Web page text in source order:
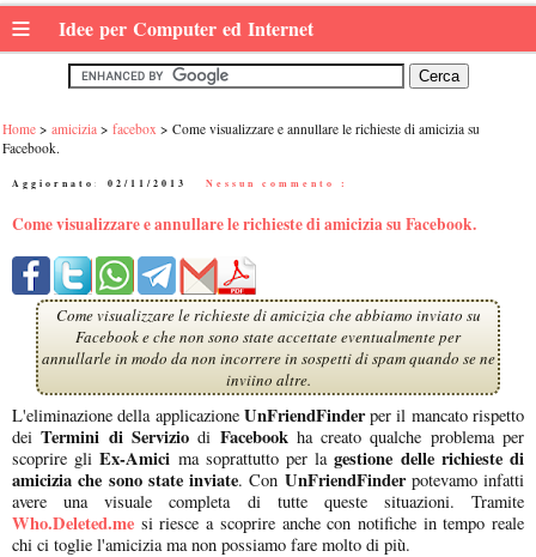
≡ Idee per Computer ed Internet
Home amicizia facebox
Come visualizzare e annullare le richieste di amicizia su
Facebook.
Aggiornato: 02/11/2013 Nessun commento :
Come visualizzare e annullare le richieste di amicizia su Facebook.
Come visualizzare le richieste di amicizia che abbiamo inviato su
Facebook e che non sono state accettate eventualmente per
annullarle in modo da non incorrere in sospetti di spam quando se ne
inviino altre.
L'eliminazione della applicazione UnFriendFinderper il mancato rispetto
deiTermini di Serviziodi Facebookha creato qualche problema per
scoprire gli Ex-Amici ma soprattutto per lagestione delle richieste di
amicizia che sono state inviate. Con UnFriendFinderpotevamo infatti
avere una visuale completa di tutte queste situazioni. Tramite
Who.Deleted.me si riesce a scoprire anche con notifiche in tempo reale
chi ci toglie l'amicizia ma non possiamo fare molto di più.